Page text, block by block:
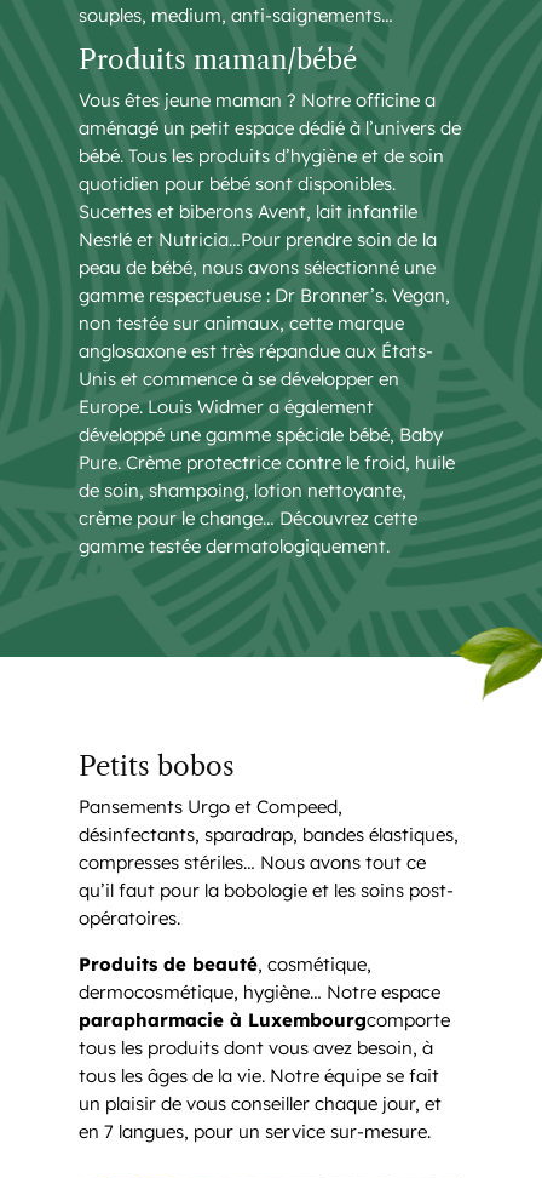
souples, medium, anti-saignements…
Produits maman/bébé
Vous êtes jeune maman ? Notre officine a
aménagé un petit espace dédié à l’univers de
bébé. Tous les produits d’hygiène et de soin
quotidien pour bébé sont disponibles.
Sucettes et biberons Avent, lait infantile
Nestlé et Nutricia…Pour prendre soin de la
peau de bébé, nous avons sélectionné une
gamme respectueuse : Dr Bronner’s. Vegan,
non testée sur animaux, cette marque
anglosaxone est très répandue aux États-
Unis et commence à se développer en
Europe. Louis Widmer a également
développé une gamme spéciale bébé, Baby
Pure. Crème protectrice contre le froid, huile
de soin, shampoing, lotion nettoyante,
crème pour le change… Découvrez cette
gamme testée dermatologiquement.
Petits bobos
Pansements Urgo et Compeed,
désinfectants, sparadrap, bandes élastiques,
compresses stériles… Nous avons tout ce
qu’il faut pour la bobologie et les soins post-
opératoires.
Produits de beauté, cosmétique,
dermocosmétique, hygiène… Notre espace
parapharmacie à Luxembourgcomporte
tous les produits dont vous avez besoin, à
tous les âges de la vie. Notre équipe se fait
un plaisir de vous conseiller chaque jour, et
en 7 langues, pour un service sur-mesure.